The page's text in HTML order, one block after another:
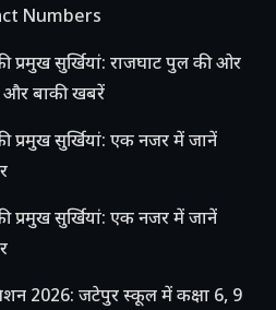
Numbers
प्रमुख सुर्खियां: राजघाट पुल की ओर
बाकी खबरें
प्रमुख सुर्खियां: एक नजर में जानें
प्रमुख सुर्खियां: एक नजर में जानें
2026: जटेपुर स्कूल में कक्षा 6, 9